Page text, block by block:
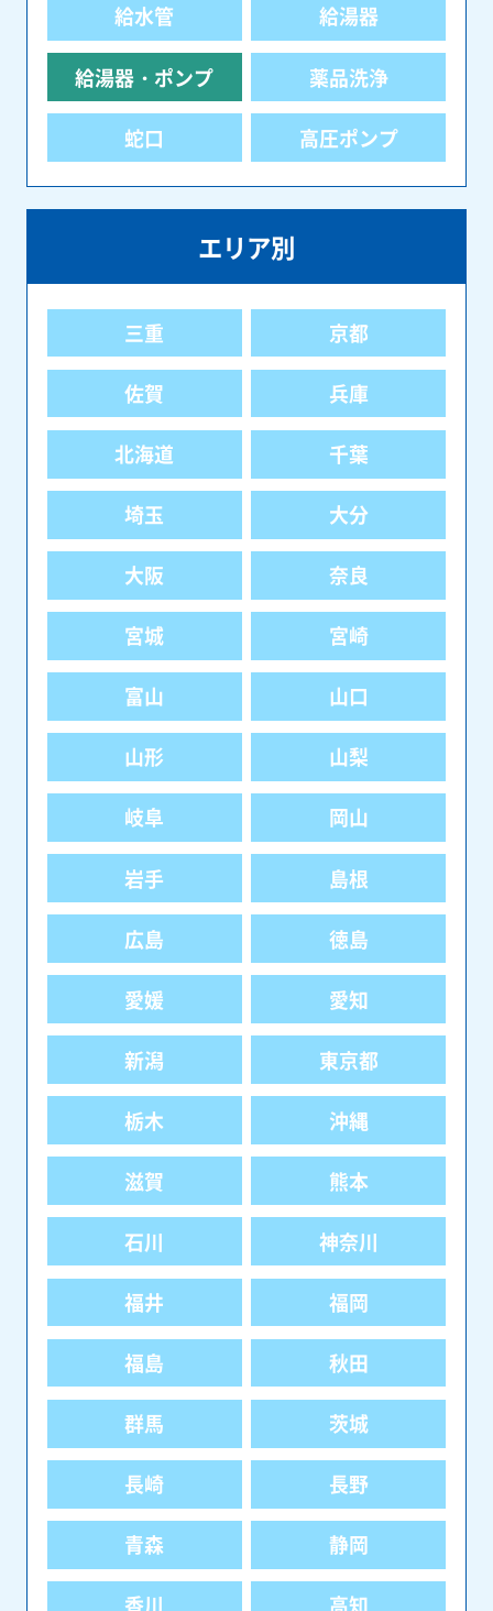
給水管 給湯器
給湯器・ポンプ 薬品洗浄
蛇口 高圧ポンプ
エリア別
三重 京都
佐賀 兵庫
北海道 千葉
埼玉 大分
大阪 奈良
宮城 宮崎
富山 山口
山形 山梨
岐阜 岡山
岩手 島根
広島 徳島
愛媛 愛知
新潟 東京都
栃木 沖縄
滋賀 熊本
石川 神奈川
福井 福岡
福島 秋田
群馬 茨城
長崎 長野
青森 静岡